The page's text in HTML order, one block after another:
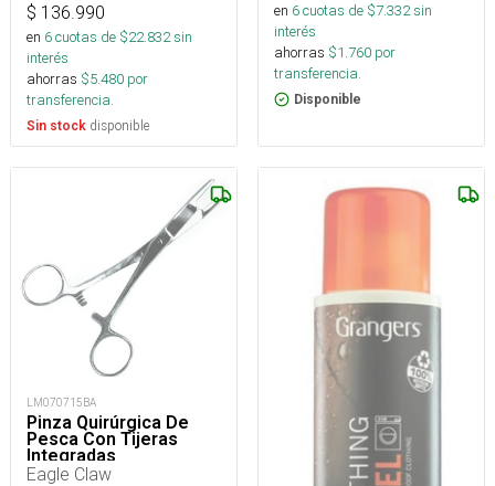
$ 136.990
en 6cuotas de $22.832sin
interés
ahorras $5.480 por
transferencia.
Sin stock disponible
en 6cuotas de $7.332sin
interés
ahorras $1.760 por
transferencia.
Disponible
LM070715BA
Pinza Quirúrgica De
Pesca Con Tijeras
Integradas
Eagle Claw